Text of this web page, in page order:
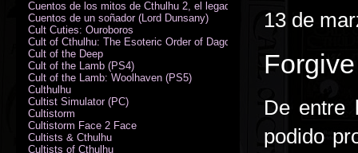
13 de
De entre
podido
Cuentos de los mitos de Cthulhu 2, el legado
Cuentos de un soñador (Lord Dunsany)
Cult Cuties: Ouroboros
Cult of Cthulhu: The Esoteric Order of Dagon Vol.1: Book One
Cult of the Deep
Cult of the Lamb (PS4)
Cult of the Lamb: Woolhaven (PS5)
Culthulhu
Cultist Simulator (PC)
Cultistorm
Cultistorm Face 2 Face
Cultists & Cthulhu
Cultists of Cthulhu